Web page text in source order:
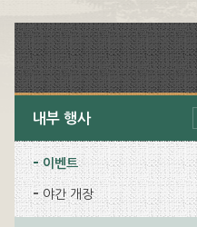
내부 행사
이벤트
야간 개장